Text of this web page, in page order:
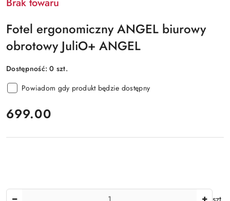
Fotel ergonomiczny ANGEL biurowy
obrotowy JuliO+ ANGEL
Dostępność:0 szt.
Powiadom gdy produkt będzie dostępny
cena:
699.00